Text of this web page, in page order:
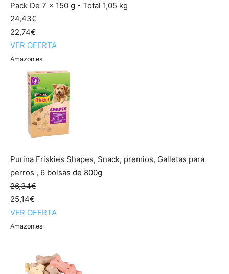
Pack De 7 x 150 g - Total 1,05 kg
24,43€
22,74€
VER OFERTA
Amazon.es
Purina Friskies Shapes, Snack, premios, Galletas para
perros , 6 bolsas de 800g
26,34€
25,14€
VER OFERTA
Amazon.es